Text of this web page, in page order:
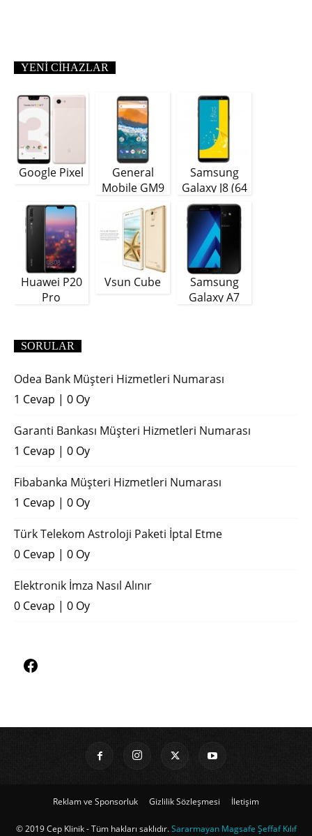
YENI CIHAZLAR
Google Pixel
General
Mobile GM9
Samsung
Galaxy J8 (64
GB)
Huawei P20
Pro
Vsun Cube
Samsung
Galaxy A7
SORULAR
Odea Bank Müşteri Hizmetleri Numarası
1 Cevap | 0 Oy
Garanti Bankası Müşteri Hizmetleri Numarası
1 Cevap | 0 Oy
Fibabanka Müşteri Hizmetleri Numarası
1 Cevap | 0 Oy
Türk Telekom Astroloji Paketi İptal Etme
0 Cevap | 0 Oy
Elektronik İmza Nasıl Alınır
0 Cevap | 0 Oy
Reklam ve Sponsorluk Gizlilik Sözleşmesi İletişim
© 2019 Cep Klinik - Tüm hakları saklıdır.Sararmayan Magsafe Şeffaf Kılıf